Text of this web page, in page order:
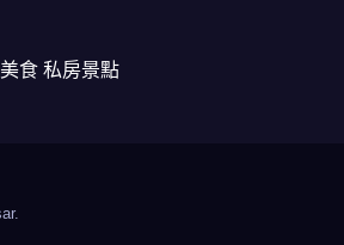
食 私房景點
.